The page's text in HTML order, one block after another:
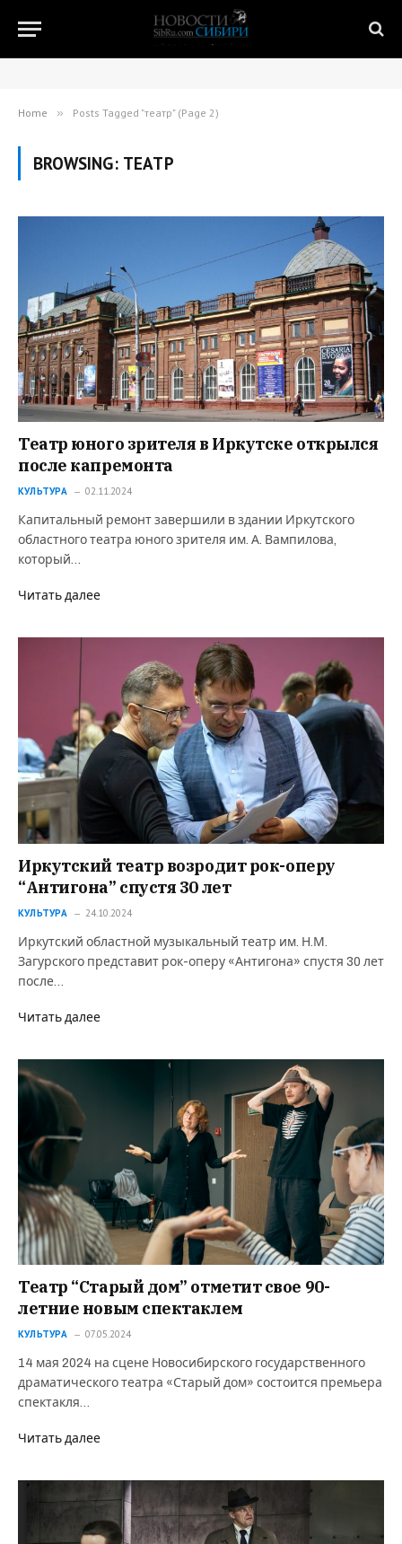
Home » Posts Tagged "театр" (Page 2)
BROWSING: ТЕАТР
Театр юного зрителя в Иркутске открылся
после капремонта
КУЛЬТУРА 02.11.2024
Капитальный ремонт завершили в здании Иркутского
областного театра юного зрителя им. А. Вампилова,
который…
Читать далее
Иркутский театр возродит рок-оперу
“Антигона” спустя 30 лет
КУЛЬТУРА 24.10.2024
Иркутский областной музыкальный театр им. Н.М.
Загурского представит рок-оперу «Антигона» спустя 30 лет
после…
Читать далее
Театр “Старый дом” отметит свое 90-
летние новым спектаклем
КУЛЬТУРА 07.05.2024
14 мая 2024 на сцене Новосибирского государственного
драматического театра «Старый дом» состоится премьера
спектакля…
Читать далее